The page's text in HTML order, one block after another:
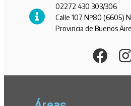
02272 430 303/306
Calle 107 Nº80 (6605)
Provincia de Buenos